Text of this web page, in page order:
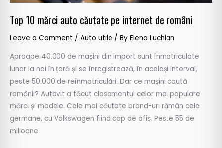
Top 10 mărci auto căutate pe internet de români
Leave a Comment / Auto utile / By Elena Luchian
Aproape 40.000 de mașini din import sunt înmatriculate
lunar la noi în țară și se înregistrează, în același interval,
peste 50.000 de reînmatriculări. Dar ce mașini caută
românii? Autovit a făcut clasamentul celor mai populare
mărci și modele. Cele mai căutate brand-uri rămân cele
germane, cu Volkswagen fiind cap de afiș. Peste 55 de
milioane